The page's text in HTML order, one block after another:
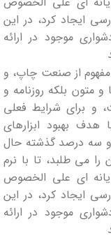
ایجاد کرد، در این
موجود در ارائه
از صنعت چاپ، و
متون بلکه روزنامه و
و برای شرایط فعلی
هدف بهبود ابزارهای
و سه درصد گذشته حال
می طلبد، تا با نرم
ای علی الخصوص
ایجاد کرد، در این
موجود در ارائه